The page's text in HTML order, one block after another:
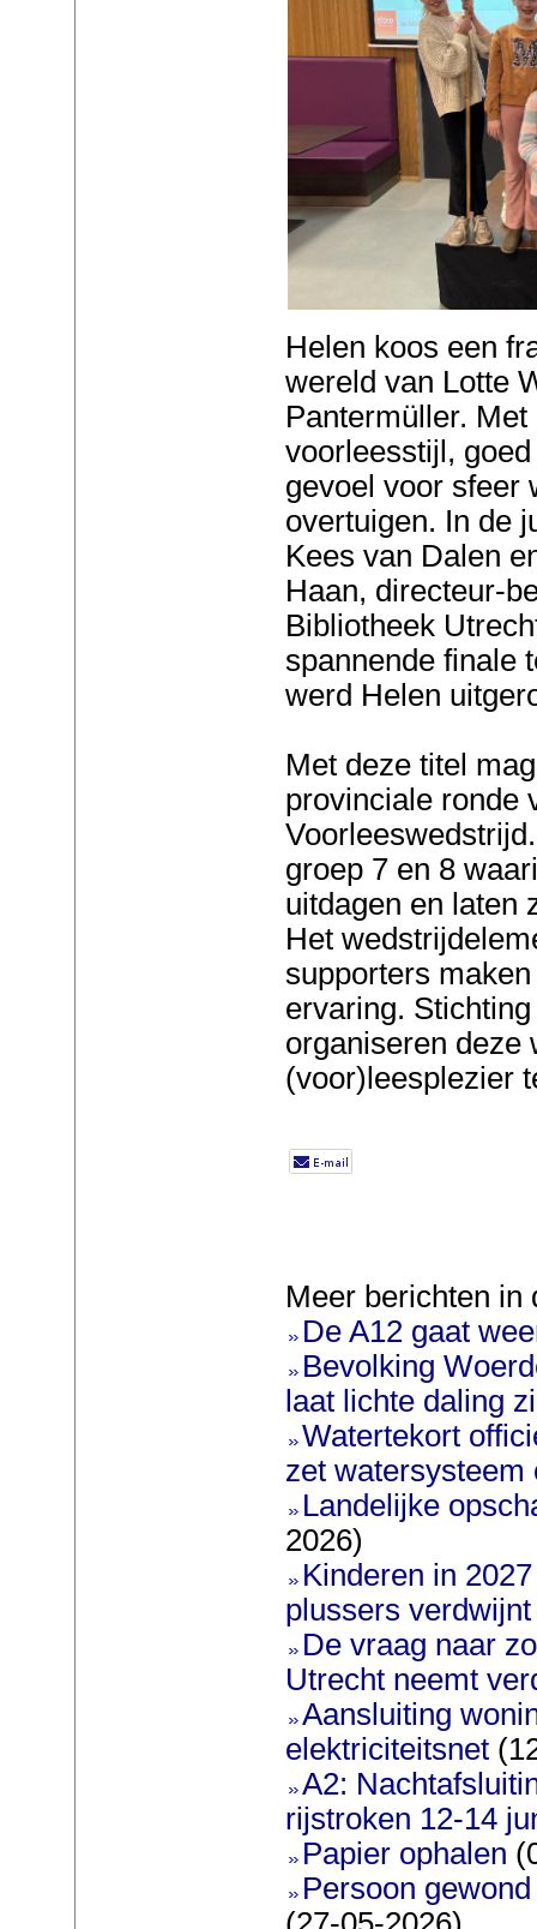
Helen koos een
wereld van Lotte
Pantermüller.
voorleesstijl,
gevoel voor sfeer
overtuigen. In de
Kees van Dalen
Haan, directeur-
Bibliotheek
spannende finale
werd Helen
Met deze titel
provinciale ronde
groep 7 en 8
uitdagen en laten
Het
supporters
ervaring.
organiseren deze
(voor)leesplezier
Meer berichten in
De A12 gaat
Bevolking
laat lichte daling
Watertekort
zet watersysteem
Landelijke
2026)
Kinderen in
plussers verdwijnt
De vraag naar
Utrecht neemt
Aansluiting
elektriciteitsnet
A2:
rijstroken 12-14
Papier ophalen
Persoon